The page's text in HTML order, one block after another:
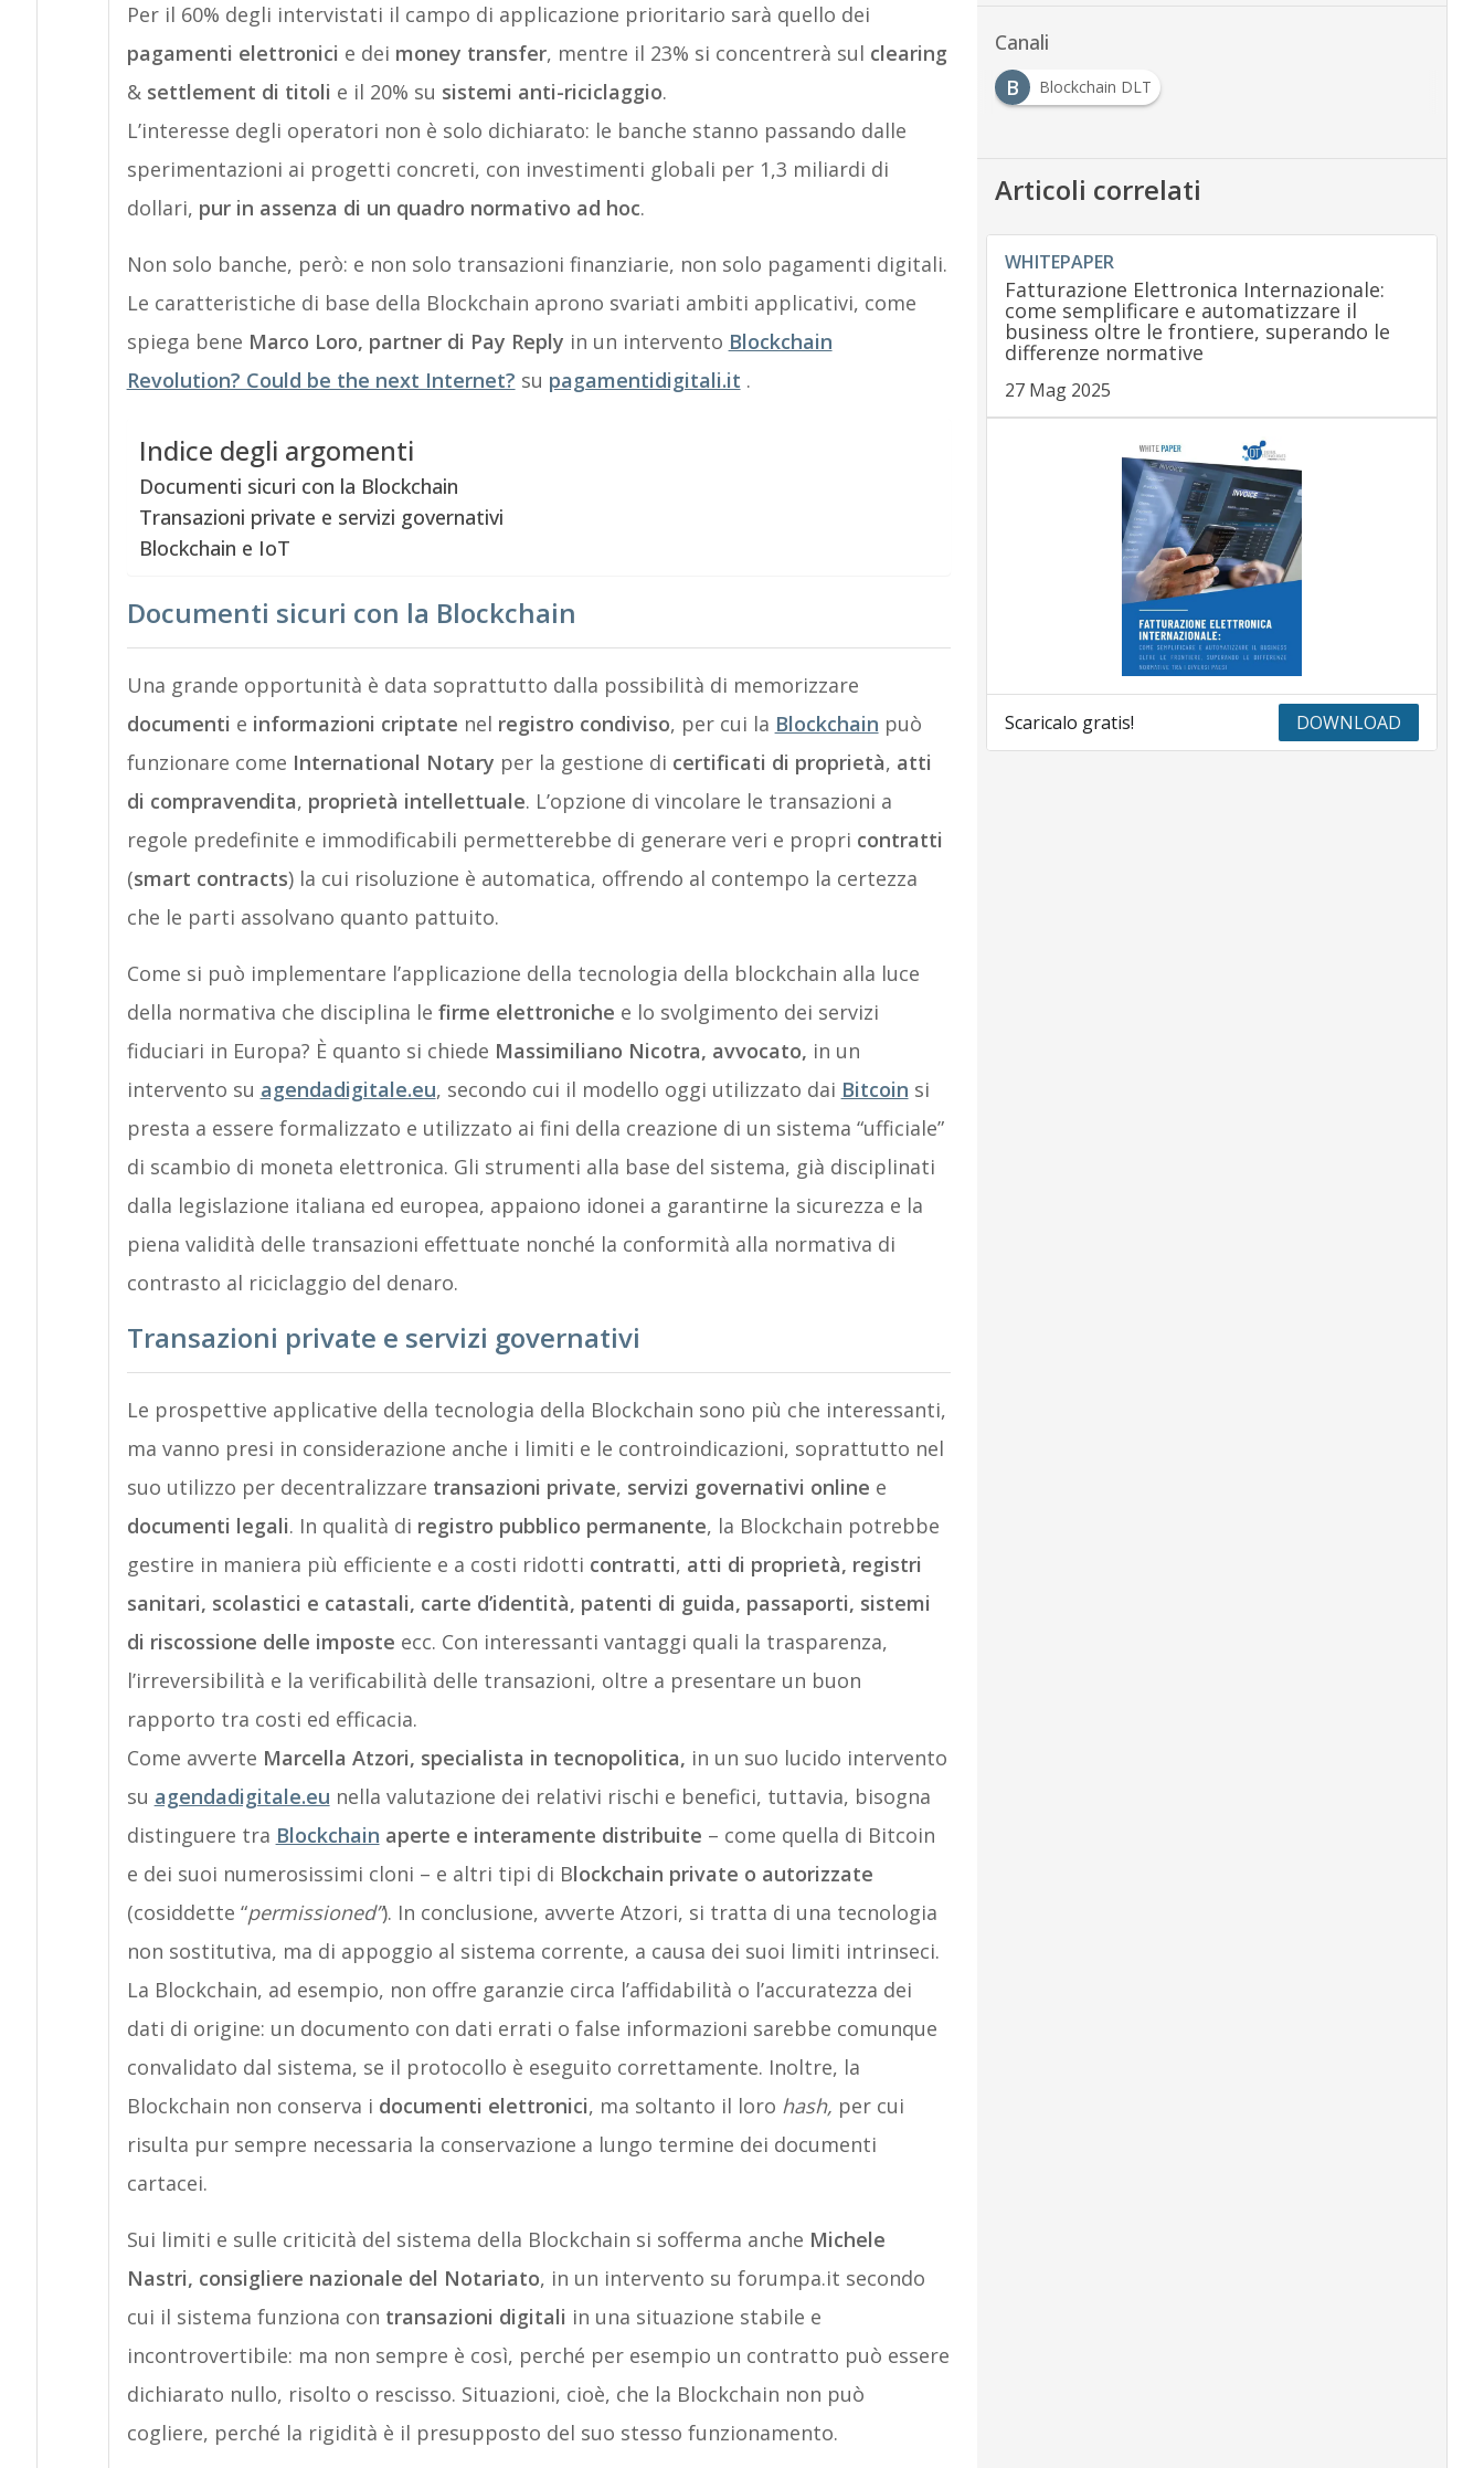
Per il 60% degli intervistati il campo di applicazione prioritario sarà quello dei
pagamenti elettronici e dei money transfer, mentre il 23% si concentrerà sul clearing
& settlement di titoli e il 20% su sistemi anti-riciclaggio.
L’interesse degli operatori non è solo dichiarato: le banche stanno passando dalle
sperimentazioni ai progetti concreti, con investimenti globali per 1,3 miliardi di
dollari, pur in assenza di un quadro normativo ad hoc.
Non solo banche, però: e non solo transazioni finanziarie, non solo pagamenti digitali.
Le caratteristiche di base della Blockchain aprono svariati ambiti applicativi, come
spiega bene Marco Loro, partner di Pay Reply in un intervento Blockchain
Revolution? Could be the next Internet? su pagamentidigitali.it .
Indice degli argomenti
Documenti sicuri con la Blockchain
Transazioni private e servizi governativi
Blockchain e IoT
Documenti sicuri con la Blockchain
Una grande opportunità è data soprattutto dalla possibilità di memorizzare
documenti e informazioni criptate nel registro condiviso, per cui la Blockchain può
funzionare come International Notary per la gestione di certificati di proprietà, atti
di compravendita, proprietà intellettuale. L’opzione di vincolare le transazioni a
regole predefinite e immodificabili permetterebbe di generare veri e propri contratti
(smart contracts) la cui risoluzione è automatica, offrendo al contempo la certezza
che le parti assolvano quanto pattuito.
Come si può implementare l’applicazione della tecnologia della blockchain alla luce
della normativa che disciplina le firme elettroniche e lo svolgimento dei servizi
fiduciari in Europa? È quanto si chiede Massimiliano Nicotra, avvocato, in un
intervento su agendadigitale.eu, secondo cui il modello oggi utilizzato dai Bitcoin si
presta a essere formalizzato e utilizzato ai fini della creazione di un sistema “ufficiale”
di scambio di moneta elettronica. Gli strumenti alla base del sistema, già disciplinati
dalla legislazione italiana ed europea, appaiono idonei a garantirne la sicurezza e la
piena validità delle transazioni effettuate nonché la conformità alla normativa di
contrasto al riciclaggio del denaro.
Transazioni private e servizi governativi
Le prospettive applicative della tecnologia della Blockchain sono più che interessanti,
ma vanno presi in considerazione anche i limiti e le controindicazioni, soprattutto nel
suo utilizzo per decentralizzare transazioni private, servizi governativi online e
documenti legali. In qualità di registro pubblico permanente, la Blockchain potrebbe
gestire in maniera più efficiente e a costi ridotti contratti, atti di proprietà, registri
sanitari, scolastici e catastali, carte d’identità, patenti di guida, passaporti, sistemi
di riscossione delle imposte ecc. Con interessanti vantaggi quali la trasparenza,
l’irreversibilità e la verificabilità delle transazioni, oltre a presentare un buon
rapporto tra costi ed efficacia.
Come avverte Marcella Atzori, specialista in tecnopolitica, in un suo lucido intervento
su agendadigitale.eu nella valutazione dei relativi rischi e benefici, tuttavia, bisogna
distinguere tra Blockchain aperte e interamente distribuite – come quella di Bitcoin
e dei suoi numerosissimi cloni – e altri tipi di Blockchain private o autorizzate
(cosiddette “permissioned”). In conclusione, avverte Atzori, si tratta di una tecnologia
non sostitutiva, ma di appoggio al sistema corrente, a causa dei suoi limiti intrinseci.
La Blockchain, ad esempio, non offre garanzie circa l’affidabilità o l’accuratezza dei
dati di origine: un documento con dati errati o false informazioni sarebbe comunque
convalidato dal sistema, se il protocollo è eseguito correttamente. Inoltre, la
Blockchain non conserva i documenti elettronici, ma soltanto il loro hash, per cui
risulta pur sempre necessaria la conservazione a lungo termine dei documenti
cartacei.
Sui limiti e sulle criticità del sistema della Blockchain si sofferma anche Michele
Nastri, consigliere nazionale del Notariato, in un intervento su forumpa.it secondo
cui il sistema funziona con transazioni digitali in una situazione stabile e
incontrovertibile: ma non sempre è così, perché per esempio un contratto può essere
dichiarato nullo, risolto o rescisso. Situazioni, cioè, che la Blockchain non può
cogliere, perché la rigidità è il presupposto del suo stesso funzionamento.
Canali
B
Blockchain DLT
Articoli correlati
WHITEPAPER
Fatturazione Elettronica Internazionale:
come semplificare e automatizzare il
business oltre le frontiere, superando le
differenze normative
27 Mag 2025
Scaricalo gratis! DOWNLOAD